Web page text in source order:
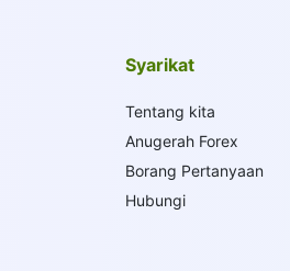
Syarikat
Tentang kita
Anugerah Forex
Borang Pertanyaan
Hubungi